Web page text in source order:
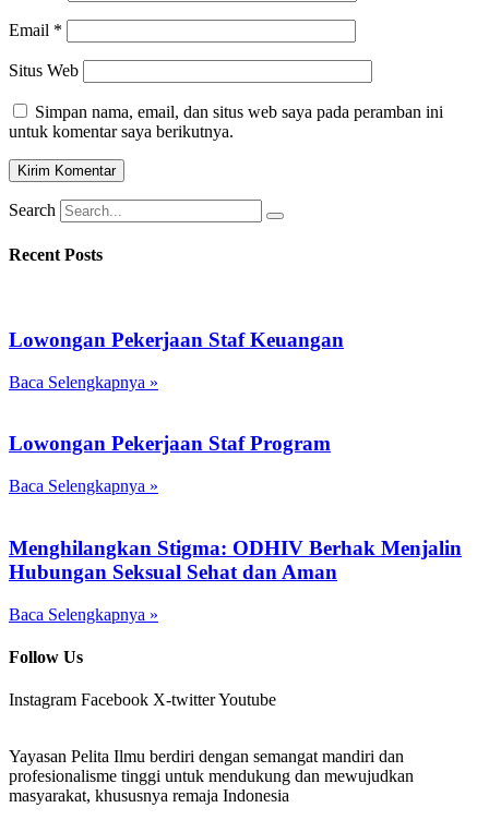
Email *
Situs Web
Simpan nama, email, dan situs web saya pada peramban ini
untuk komentar saya berikutnya.
Search
Recent Posts
Lowongan Pekerjaan Staf Keuangan
Baca Selengkapnya »
Lowongan Pekerjaan Staf Program
Baca Selengkapnya »
Menghilangkan Stigma: ODHIV Berhak Menjalin
Hubungan Seksual Sehat dan Aman
Baca Selengkapnya »
Follow Us
Instagram Facebook X-twitterYoutube
Yayasan Pelita Ilmu berdiri dengan semangat mandiri dan
profesionalisme tinggi untuk mendukung dan mewujudkan
masyarakat, khususnya remaja Indonesia